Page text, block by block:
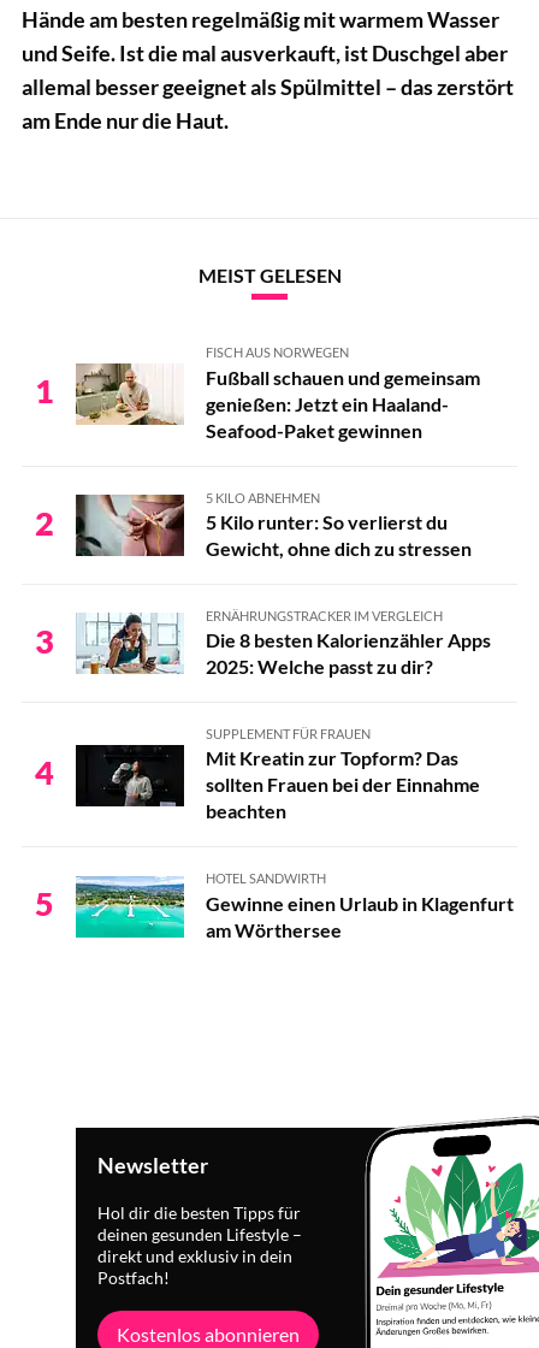
Hände am besten regelmäßig mit warmem Wasser
und Seife. Ist die mal ausverkauft, ist Duschgel aber
allemal besser geeignet als Spülmittel – das zerstört
am Ende nur die Haut.
MEIST GELESEN
1
FISCH AUS NORWEGEN
Fußball schauen und gemeinsam
genießen: Jetzt ein Haaland-
Seafood-Paket gewinnen
2
5 KILO ABNEHMEN
5 Kilo runter: So verlierst du
Gewicht, ohne dich zu stressen
3
ERNÄHRUNGSTRACKER IM VERGLEICH
Die 8 besten Kalorienzähler Apps
2025: Welche passt zu dir?
4
SUPPLEMENT FÜR FRAUEN
Mit Kreatin zur Topform? Das
sollten Frauen bei der Einnahme
beachten
5
HOTEL SANDWIRTH
Gewinne einen Urlaub in Klagenfurt
am Wörthersee
Newsletter
Hol dir die besten Tipps für
deinen gesunden Lifestyle –
direkt und exklusiv in dein
Postfach!
Kostenlos abonnieren